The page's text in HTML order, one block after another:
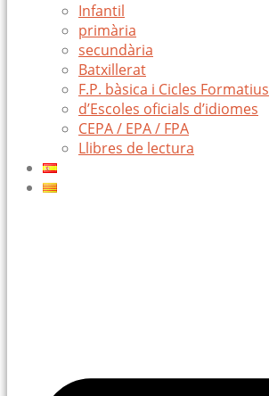
Infantil
primària
secundària
Batxillerat
F.P. bàsica i Cicles Formatius
d’Escoles oficials d’idiomes
CEPA / EPA / FPA
Llibres de lectura